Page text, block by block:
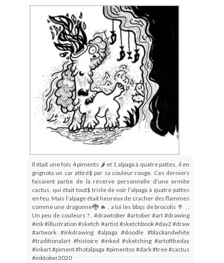
Il était une fois 4 piments 🌶 et 1 alpaga à quatre pattes, il en
grignota un car attiré$ par sa couleur rouge. Ces derniers
faisaient partie de la réserve personnelle d’une ermite
cactus, qui était tout$ triste de voir l’alpaga à quatre pattes
en feu. Mais l’alpage était heureux de cracher des flammes
comme une dragonne🐉 🔥 , a lui les bbqs de brocolis 🥦 . .
Un peu de couleurs ? . #drawtober #artober #art #drawing
#ink #illustration #sketch #artist #sketchbook #day2 #draw
#artwork #inkdrawing #alpaga #doodle #blackandwhite
#traditionalart #histoire #inked #sketching #artoftheday
#inkart #piment #hotalpaga #pimentos #dark #tree #cactus
#inktober2020